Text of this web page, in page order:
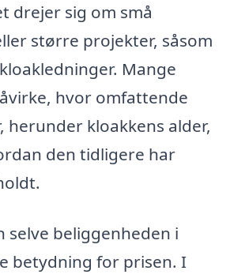
drejer sig om små
større projekter, såsom
Mange
hvor omfattende
herunder kloakkens alder,
den tidligere har
selve beliggenheden i
betydning for prisen. I